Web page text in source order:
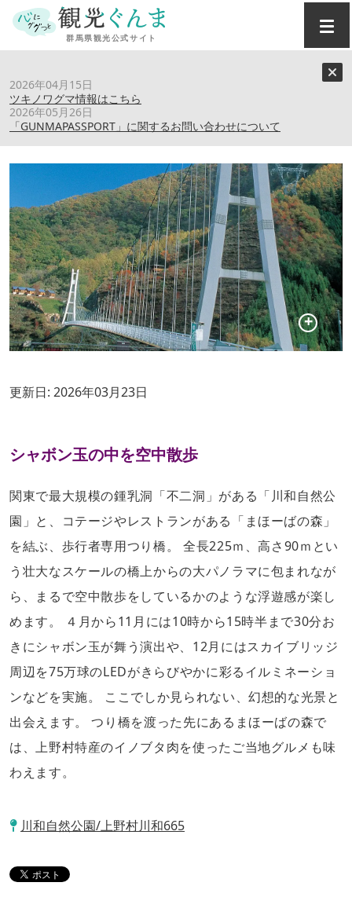
2026年04月15日
ツキノワグマ情報はこちら
2026年05月26日
「GUNMAPASSPORT」に関するお問い合わせについて
上野スカイブリッジ
更新日: 2026年03月23日
シャボン玉の中を空中散歩
関東で最大規模の鍾乳洞「不二洞」がある「川和自然公
園」と、コテージやレストランがある「まほーばの森」
を結ぶ、歩行者専用つり橋。 全長225ｍ、高さ90ｍとい
う壮大なスケールの橋上からの大パノラマに包まれなが
ら、まるで空中散歩をしているかのような浮遊感が楽し
めます。 ４月から11月には10時から15時半まで30分お
きにシャボン玉が舞う演出や、12月にはスカイブリッジ
周辺を75万球のLEDがきらびやかに彩るイルミネーショ
ンなどを実施。 ここでしか見られない、幻想的な光景と
出会えます。 つり橋を渡った先にあるまほーばの森で
は、上野村特産のイノブタ肉を使ったご当地グルメも味
わえます。
川和自然公園/上野村川和665